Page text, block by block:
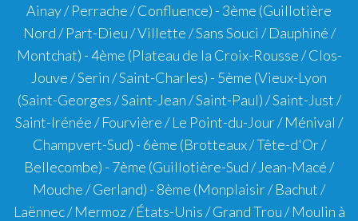
Ainay / Perrache / Confluence) - 3ème (Guillotière
Nord / Part-Dieu / Villette / Sans Souci / Dauphiné /
Montchat) -4ème (Plateau de la Croix-Rousse / Clos-
Jouve / Serin / Saint-Charles) - 5ème (Vieux-Lyon
(Saint-Georges / Saint-Jean / Saint-Paul) / Saint-Just /
Saint-Irénée / Fourvière / Le Point-du-Jour / Ménival /
Champvert-Sud) - 6ème (Brotteaux / Tête-d'Or /
Bellecombe) - 7ème (Guillotière-Sud / Jean-Macé /
Mouche / Gerland) - 8ème (Monplaisir / Bachut /
Laënnec / Mermoz / États-Unis / Grand Trou / Moulin à